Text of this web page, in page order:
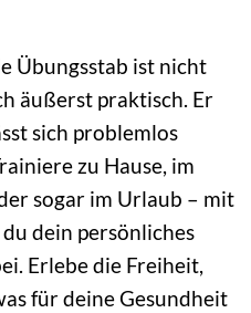
Übungsstab ist nicht
äußerst praktisch. Er
sich problemlos
zu Hause, im
sogar im Urlaub – mit
dein persönliches
Erlebe die Freiheit,
für deine Gesundheit